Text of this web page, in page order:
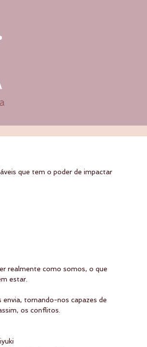
que tem o poder de impactar
realmente como somos, o que
estar.
tornando-nos capazes de
os conflitos.